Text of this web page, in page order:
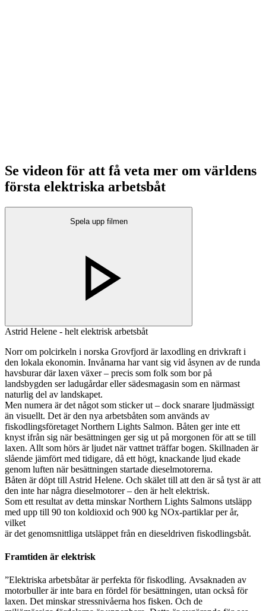
Se videon för att få veta mer om världens
första elektriska arbetsbåt
Spela upp filmen
Astrid Helene - helt elektrisk arbetsbåt
Norr om polcirkeln i norska Grovfjord är laxodling en drivkraft i
den lokala ekonomin. Invånarna har vant sig vid åsynen av de runda
havsburar där laxen växer – precis som folk som bor på
landsbygden ser ladugårdar eller sädesmagasin som en närmast
naturlig del av landskapet.
Men numera är det något som sticker ut – dock snarare ljudmässigt
än visuellt. Det är den nya arbetsbåten som används av
fiskodlingsföretaget Northern Lights Salmon. Båten ger inte ett
knyst ifrån sig när besättningen ger sig ut på morgonen för att se till
laxen. Allt som hörs är ljudet när vattnet träffar bogen. Skillnaden är
slående jämfört med tidigare, då ett högt, knackande ljud ekade
genom luften när besättningen startade dieselmotorerna.
Båten är döpt till Astrid Helene. Och skälet till att den är så tyst är att
den inte har några dieselmotorer – den är helt elektrisk.
Som ett resultat av detta minskar Northern Lights Salmons utsläpp
med upp till 90 ton koldioxid och 900 kg NOx-partiklar per år,
vilket
är det genomsnittliga utsläppet från en dieseldriven fiskodlingsbåt.
Framtiden är elektrisk
”Elektriska arbetsbåtar är perfekta för fiskodling. Avsaknaden av
motorbuller är inte bara en fördel för besättningen, utan också för
laxen. Det minskar stressnivåerna hos fisken. Och de